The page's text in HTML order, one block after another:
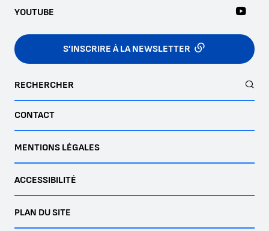
S’INSCRIRE À LA NEWSLETTER
YOUTUBE
RECHERCHER
CONTACT
MENTIONS LÉGALES
ACCESSIBILITÉ
PLAN DU SITE